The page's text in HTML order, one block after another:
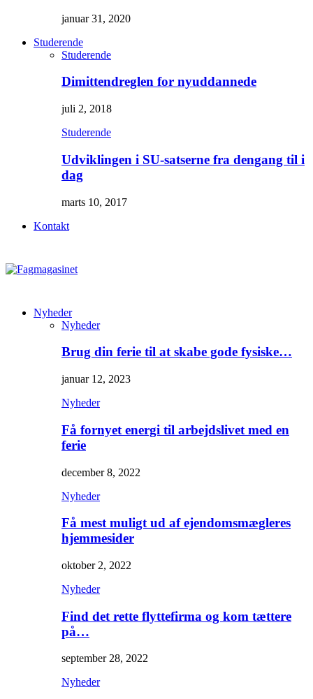
januar 31, 2020
Studerende
Studerende
Dimittendreglen for nyuddannede
juli 2, 2018
Studerende
Udviklingen i SU-satserne fra dengang til i
dag
marts 10, 2017
Kontakt
Nyheder
Nyheder
Brug din ferie til at skabe gode fysiske…
januar 12, 2023
Nyheder
Få fornyet energi til arbejdslivet med en
ferie
december 8, 2022
Nyheder
Få mest muligt ud af ejendomsmægleres
hjemmesider
oktober 2, 2022
Nyheder
Find det rette flyttefirma og kom tættere
på…
september 28, 2022
Nyheder